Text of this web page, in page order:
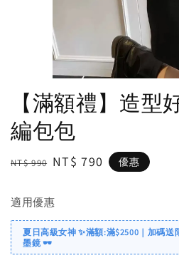
【滿額禮】造型
編包包
Regular
NT$ 990 Sale
NT$ 790 優惠
適用優惠
夏日高級女神 ✨滿額:滿$2500｜加碼
墨鏡 🕶️